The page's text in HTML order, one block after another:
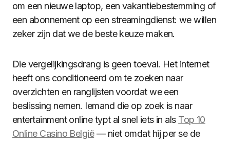
om een nieuwe laptop, een vakantiebestemming of
een abonnement op een streamingdienst: we willen
zeker zijn dat we de beste keuze maken.
Die vergelijkingsdrang is geen toeval. Het internet
heeft ons conditioneerd om te zoeken naar
overzichten en ranglijsten voordat we een
beslissing nemen. Iemand die op zoek is naar
entertainment online typt al snel iets in als Top 10
Online Casino België— niet omdat hij per se de